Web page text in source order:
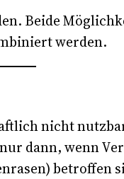
Beide
werden.
nicht
dann, wenn
betroffen